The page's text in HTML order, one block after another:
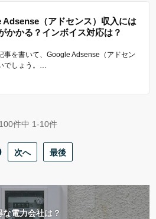
Adsense（アドセンス）収入には
かかる？インボイス対応は？
事を書いて、Google Adsense（アドセン
でしょう。…
件中 1-10件
次へ 最後
な電力会社は？